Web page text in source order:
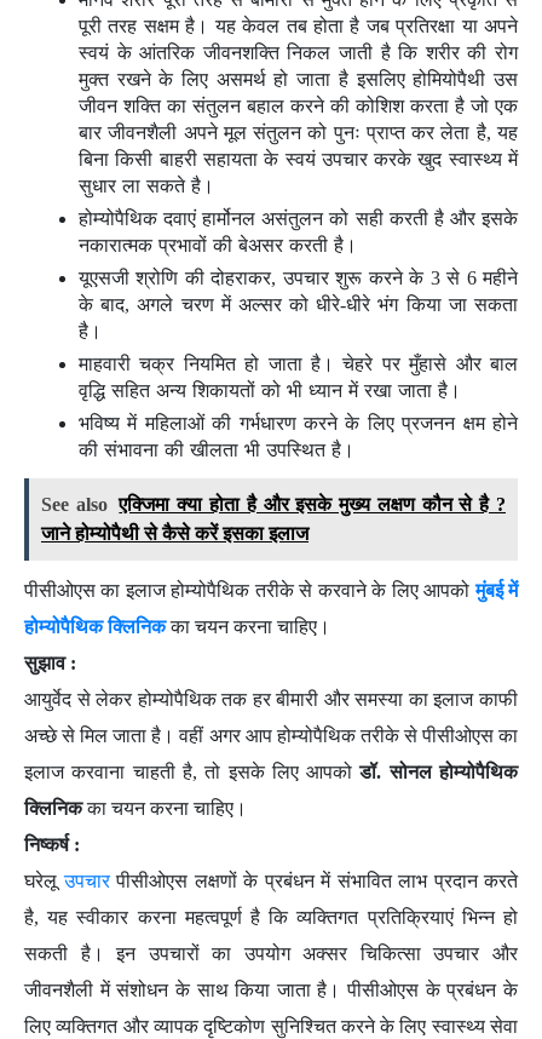
पूरी तरह सक्षम है। यह केवल तब होता है जब प्रतिरक्षा या अपने
स्वयं के आंतरिक जीवनशक्ति निकल जाती है कि शरीर की रोग
मुक्त रखने के लिए असमर्थ हो जाता है इसलिए होमियोपैथी उस
जीवन शक्ति का संतुलन बहाल करने की कोशिश करता है जो एक
बार जीवनशैली अपने मूल संतुलन को पुनः प्राप्त कर लेता है, यह
बिना किसी बाहरी सहायता के स्वयं उपचार करके खुद स्वास्थ्य में
सुधार ला सकते है।
होम्योपैथिक दवाएं हार्मोनल असंतुलन को सही करती है और इसके
नकारात्मक प्रभावों की बेअसर करती है।
यूएसजी श्रोणि की दोहराकर, उपचार शुरू करने के 3 से 6 महीने
के बाद, अगले चरण में अल्सर को धीरे-धीरे भंग किया जा सकता
है।
माहवारी चक्र नियमित हो जाता है। चेहरे पर मुँहासे और बाल
वृद्धि सहित अन्य शिकायतों को भी ध्यान में रखा जाता है।
भविष्य में महिलाओं की गर्भधारण करने के लिए प्रजनन क्षम होने
की संभावना की खीलता भी उपस्थित है।
See also एक्जिमा क्या होता है और इसके मुख्य लक्षण कौन से है ?
जाने होम्योपैथी से कैसे करें इसका इलाज
पीसीओएस का इलाज होम्योपैथिक तरीके से करवाने के लिए आपकोमुंबई में
होम्योपैथिक क्लिनिकका चयन करना चाहिए।
सुझाव :
आयुर्वेद से लेकर होम्योपैथिक तक हर बीमारी और समस्या का इलाज काफी
अच्छे से मिल जाता है। वहीं अगर आप होम्योपैथिक तरीके से पीसीओएस का
इलाज करवाना चाहती है, तो इसके लिए आपकोडॉ. सोनल होम्योपैथिक
क्लिनिकका चयन करना चाहिए।
निष्कर्ष :
घरेलूउपचारपीसीओएस लक्षणों के प्रबंधन में संभावित लाभ प्रदान करते
है, यह स्वीकार करना महत्वपूर्ण है कि व्यक्तिगत प्रतिक्रियाएं भिन्न हो
सकती है। इन उपचारों का उपयोग अक्सर चिकित्सा उपचार और
जीवनशैली में संशोधन के साथ किया जाता है। पीसीओएस के प्रबंधन के
लिए व्यक्तिगत और व्यापक दृष्टिकोण सुनिश्चित करने के लिए स्वास्थ्य सेवा